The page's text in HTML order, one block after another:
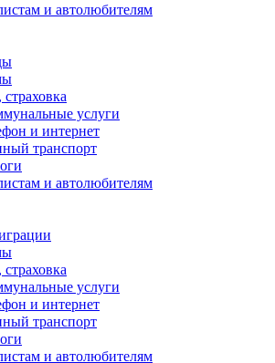
и автолюбителям
услуги
и интернет
транспорт
и автолюбителям
услуги
и интернет
транспорт
и автолюбителям